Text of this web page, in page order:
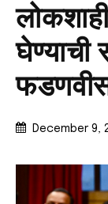
December 9,